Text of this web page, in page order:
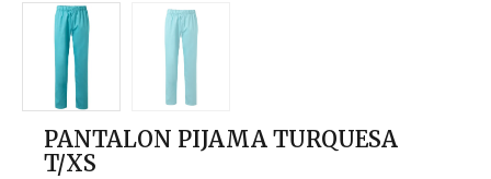
PANTALON PIJAMA TURQUESA
T/XS